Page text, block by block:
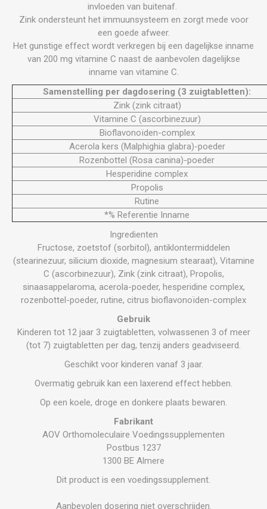
invloeden van buitenaf.
Zink ondersteunt het immuunsysteem en zorgt mede voor
een goede afweer.
Het gunstige effect wordt verkregen bij een dagelijkse inname
van 200 mg vitamine C naast de aanbevolen dagelijkse
inname van vitamine C.
Samenstelling per dagdosering (3 zuigtabletten):
Zink (zink citraat)
Vitamine C (ascorbinezuur)
Bioflavonoïden-complex
Acerola kers (Malphighia glabra)-poeder
Rozenbottel (Rosa canina)-poeder
Hesperidine complex
Propolis
Rutine
*% Referentie Inname
Ingredienten
Fructose, zoetstof (sorbitol), antiklontermiddelen
(stearinezuur, silicium dioxide, magnesium stearaat), Vitamine
C (ascorbinezuur), Zink (zink citraat), Propolis,
sinaasappelaroma, acerola-poeder, hesperidine complex,
rozenbottel-poeder, rutine, citrus bioflavonoïden-complex
Gebruik
Kinderen tot 12 jaar 3 zuigtabletten, volwassenen 3 of meer
(tot 7) zuigtabletten per dag, tenzij anders geadviseerd.
Geschikt voor kinderen vanaf 3 jaar.
Overmatig gebruik kan een laxerend effect hebben.
Op een koele, droge en donkere plaats bewaren.
Fabrikant
AOV Orthomoleculaire Voedingssupplementen
Postbus 1237
1300 BE Almere
Dit product is een voedingssupplement.
Aanbevolen dosering niet overschrijden.